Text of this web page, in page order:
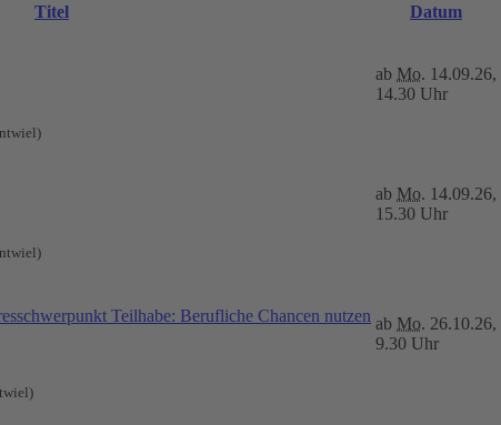
Titel Datum
ab Mo. 14.09.26,
14.30 Uhr
ab Mo. 14.09.26,
15.30 Uhr
Teilhabe: Berufliche Chancen nutzen ab Mo. 26.10.26,
9.30 Uhr